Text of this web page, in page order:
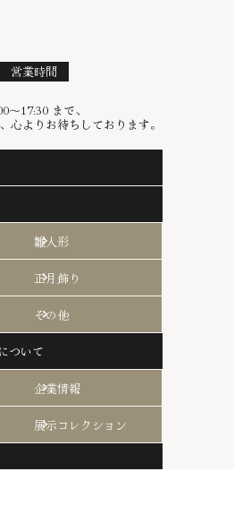
営業時間
〜17:30 まで、
心よりお待ちしております。
雛人形
正月飾り
その他
ついて
企業情報
展示コレクション